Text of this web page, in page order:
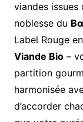
viandes issues
noblesse du
Label Rouge
Viande Bio–
partition
harmonisée
d’accorder